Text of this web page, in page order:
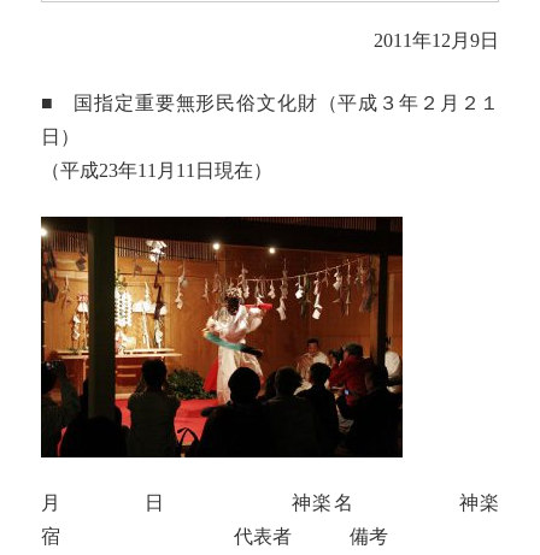
2011年12月9日
■ 国指定重要無形民俗文化財（平成３年２月２１
日）
（平成23年11月11日現在）
月 日 神楽名 神楽
宿 代表者 備考